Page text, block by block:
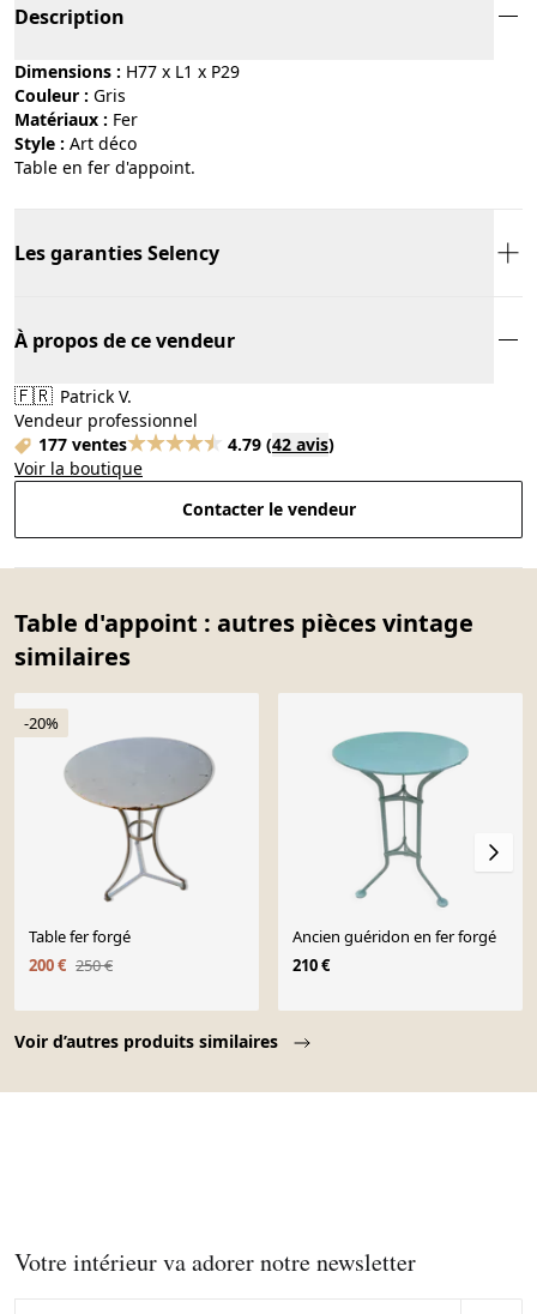
Description
Dimensions : H77 x L1 x P29
Couleur :
gris
Matériaux :
fer
Style :
art déco
Table en fer d'appoint.
Les garanties Selency
À propos de ce vendeur
🇫🇷 Patrick V.
Vendeur professionnel
177 ventes
4.79 (42 avis)
Voir la boutique
Contacter le vendeur
Table d'appoint : autres pièces vintage
similaires
Voir d’autres produits similaires
-20%
Table fer forgé
200 € 250 €
Ancien guéridon en fer forgé
210 €
Votre intérieur va adorer notre newsletter